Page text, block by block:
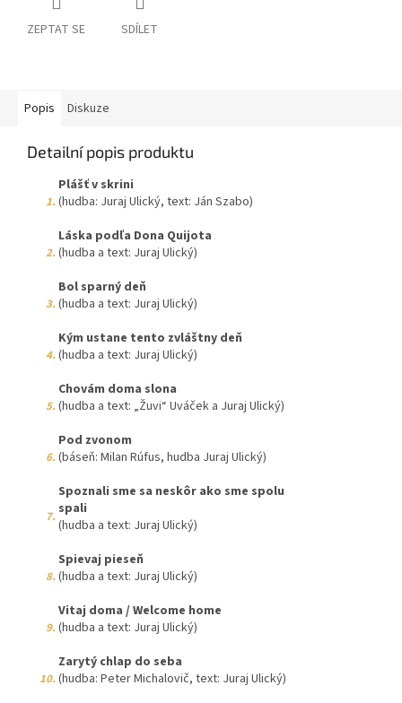
ZEPTAT SE SDÍLET
Popis Diskuze
Detailní popis produktu
1.
Plášť v skrini
(hudba: Juraj Ulický, text: Ján Szabo)
2.
Láska podľa Dona Quijota
(hudba a text: Juraj Ulický)
3.
Bol sparný deň
(hudba a text: Juraj Ulický)
4.
Kým ustane tento zvláštny deň
(hudba a text: Juraj Ulický)
5.
Chovám doma slona
(hudba a text: „Žuvi“ Uváček a Juraj Ulický)
6.
Pod zvonom
(báseň: Milan Rúfus, hudba Juraj Ulický)
7.
Spoznali sme sa neskôr ako sme spolu
spali
(hudba a text: Juraj Ulický)
8.
Spievaj pieseň
(hudba a text: Juraj Ulický)
9.
Vitaj doma / Welcome home
(hudba a text: Juraj Ulický)
10.
Zarytý chlap do seba
(hudba: Peter Michalovič, text: Juraj Ulický)